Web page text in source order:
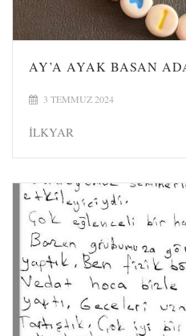
AY’A AYAK BASAN
3 TEMMUZ 2024
İLKYAR